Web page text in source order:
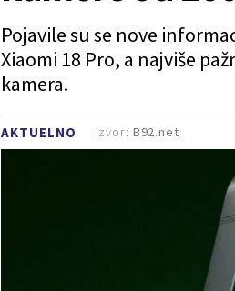
AKTUELNO
Pojavile su se nove
Xiaomi 18 Pro, a najviše
kamera.
Izvor: B92.net